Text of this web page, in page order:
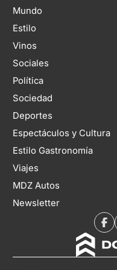
Mundo
Estilo
Vinos
Sociales
Política
Sociedad
Deportes
Espectáculos y Cultura
Estilo Gastronomía
Viajes
MDZ Autos
Newsletter